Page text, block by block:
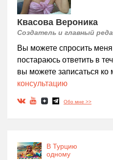
Квасова Вероника
Создатель и главный
Вы можете спросить
постараюсь ответить в
вы можете записаться ко
консультацию
Обо мне >>
В Турцию
одному